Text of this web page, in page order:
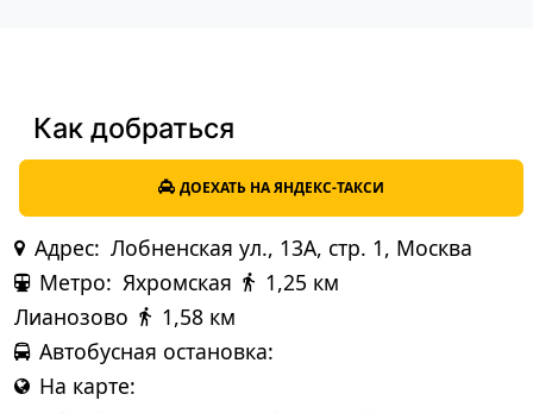
Как добраться
ДОЕХАТЬ НА ЯНДЕКС-ТАКСИ
Адрес: Лобненская ул., 13А, стр. 1, Москва
Метро: Яхромская
1,25 км
Лианозово
1,58 км
Автобусная остановка:
На карте: